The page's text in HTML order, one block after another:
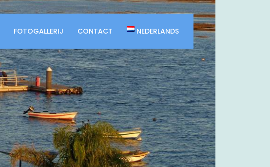
FOTOGALLERIJ CONTACT NEDERLANDS